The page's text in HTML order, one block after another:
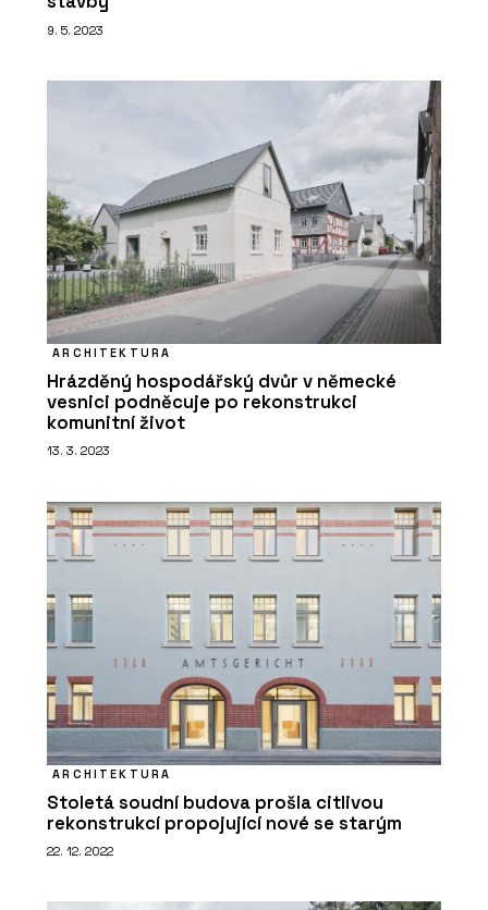
9. 5. 2023
ARCHITEKTURA
Hrázděný hospodářský dvůr v německé
vesnici podněcuje po rekonstrukci
komunitní život
13. 3. 2023
ARCHITEKTURA
Stoletá soudní budova prošla citlivou
rekonstrukcí propojující nové se starým
22. 12. 2022